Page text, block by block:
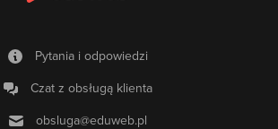
Pytania i odpowiedzi
Czat z obsługą klienta
obsluga@eduweb.pl